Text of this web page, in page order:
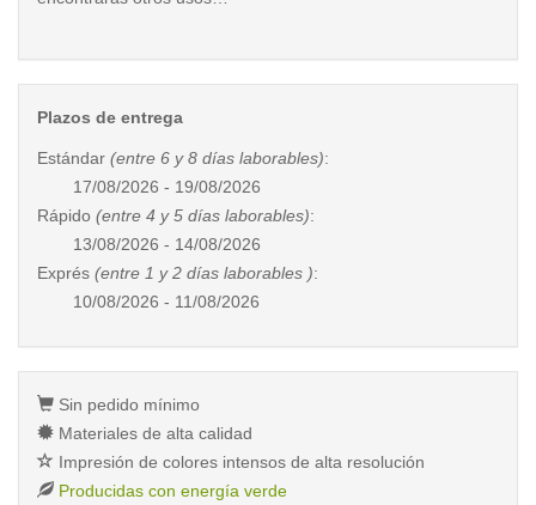
Plazos de entrega
Estándar (entre 6 y 8 días laborables):
17/08/2026 - 19/08/2026
Rápido (entre 4 y 5 días laborables):
13/08/2026 - 14/08/2026
Exprés (entre 1 y 2 días laborables ):
10/08/2026 - 11/08/2026
Sin pedido mínimo
Materiales de alta calidad
Impresión de colores intensos de alta resolución
Producidas con energía verde